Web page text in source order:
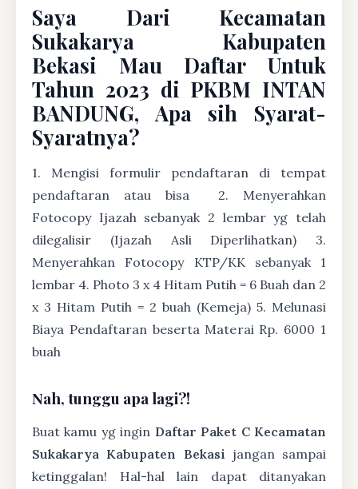
Saya Dari Kecamatan
Sukakarya Kabupaten
Bekasi Mau Daftar Untuk
Tahun 2023 di PKBM INTAN
BANDUNG, Apa sih Syarat-
Syaratnya?
1. Mengisi formulir pendaftaran di tempat
pendaftaran atau bisa
2. Menyerahkan
Fotocopy Ijazah sebanyak 2 lembar yg telah
dilegalisir (Ijazah Asli Diperlihatkan) 3.
Menyerahkan Fotocopy KTP/KK sebanyak 1
lembar 4. Photo 3 x 4 Hitam Putih = 6 Buah dan 2
x 3 Hitam Putih = 2 buah (Kemeja) 5. Melunasi
Biaya Pendaftaran beserta Materai Rp. 6000 1
buah
Nah, tunggu apa lagi?!
Buat kamu yg ingin Daftar Paket C Kecamatan
Sukakarya Kabupaten Bekasi jangan sampai
ketinggalan! Hal-hal lain dapat ditanyakan